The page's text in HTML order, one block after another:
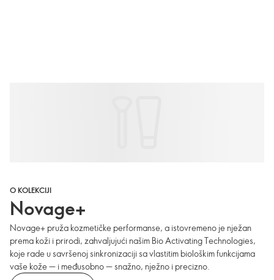
O KOLEKCIJI
Novage+
Novage+ pruža kozmetičke performanse, a istovremeno je nježan
prema koži i prirodi, zahvaljujući našim Bio Activating Technologies,
koje rade u savršenoj sinkronizaciji sa vlastitim biološkim funkcijama
vaše kože — i međusobno — snažno, nježno i precizno.